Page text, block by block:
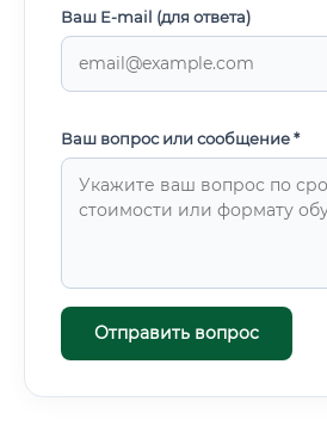
Ваш E-mail (для ответа)
Ваш вопрос или сообщение *
Отправить вопрос